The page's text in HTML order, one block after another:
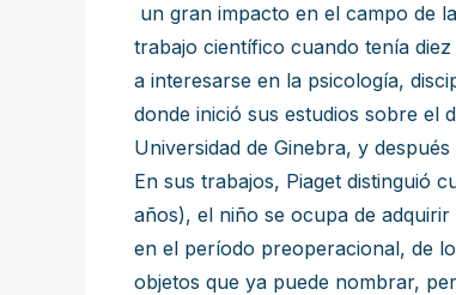
un gran impacto en el campo de
trabajo científico cuando tenía
a interesarse en la psicología,
donde inició sus estudios sobre el
Universidad de Ginebra, y
En sus trabajos, Piaget distinguió
años), el niño se ocupa de
en el período preoperacional, de
objetos que ya puede nombrar,